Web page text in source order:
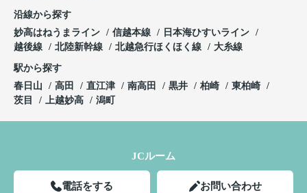
沿線から探す
妙高はねうまライン
信越本線
日本海ひすいライン
越後線
北陸新幹線 北越急行ほくほく線 大糸線
駅から探す
春日山
高田 直江津 南高田 黒井 柏崎
東柏崎
茨目
上越妙高 潟町
JCルーム
電話をする お問い合わせ